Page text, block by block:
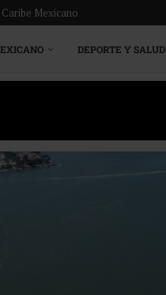
Mexicano
DEPORTE Y SALUD